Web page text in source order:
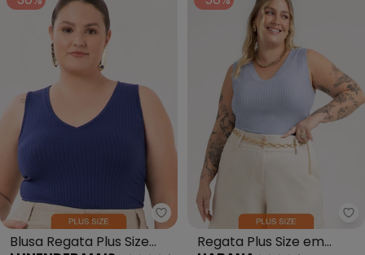
Lunender Mais Mulher - Blusa
Blusa Regata Plus Size
Regata Plus Size em